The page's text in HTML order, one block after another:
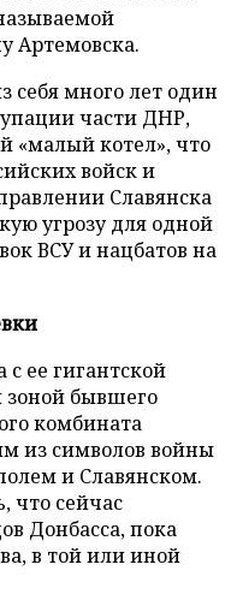
Артемовска.
себя много лет один
части ДНР,
«малый котел», что
войск и
Славянска
угрозу для одной
ВСУ и нацбатов на
ее гигантской
бывшего
комбината
из символов войны
и Славянском.
что сейчас
Донбасса, пока
в той или иной